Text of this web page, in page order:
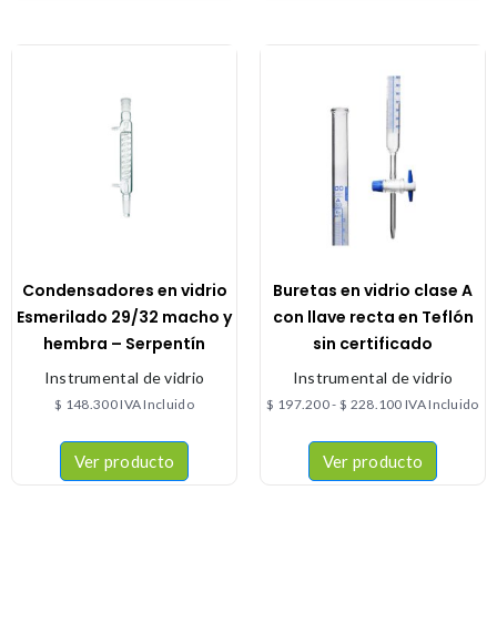
Condensadores en vidrio
Esmerilado 29/32 macho y
hembra – Serpentín
Instrumental de vidrio
$ 148.300IVA Incluido
Ver producto
Buretas en vidrio clase A
con llave recta en Teflón
sin certificado
Instrumental de vidrio
$ 197.200- $ 228.100 IVA Incluido
Ver producto